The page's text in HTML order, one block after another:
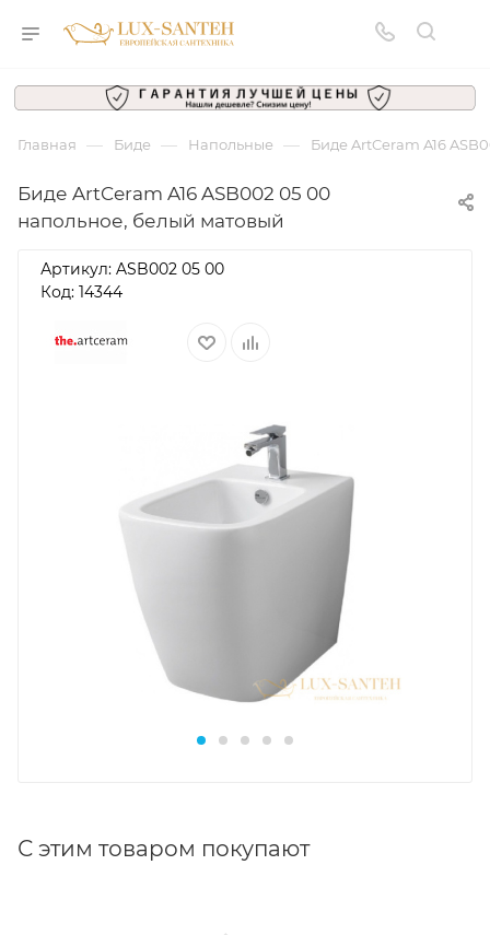
Главная — Биде — Напольные — Биде ArtCeram A16
Биде ArtCeram A16 ASB002 05 00
напольное, белый матовый
Артикул: ASB002 05 00
Код: 14344
С этим товаром покупают